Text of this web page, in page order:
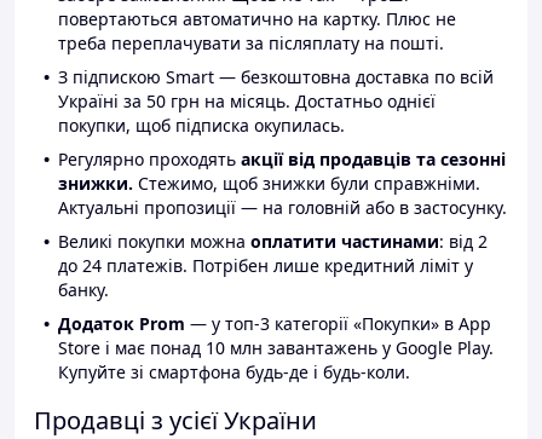
повертаються автоматично на картку. Плюс не
треба переплачувати за післяплату на пошті.
З підпискою Smart — безкоштовна доставка по всій
Україні за 50 грн на місяць. Достатньо однієї
покупки, щоб підписка окупилась.
Регулярно проходять акції від продавців та сезонні
знижки. Стежимо, щоб знижки були справжніми.
Актуальні пропозиції — на головній або в застосунку.
Великі покупки можна оплатити частинами: від 2
до 24 платежів. Потрібен лише кредитний ліміт у
банку.
Додаток Prom — у топ-3 категорії «Покупки» в App
Store і має понад 10 млн завантажень у Google Play.
Купуйте зі смартфона будь-де і будь-коли.
Продавці з усієї України